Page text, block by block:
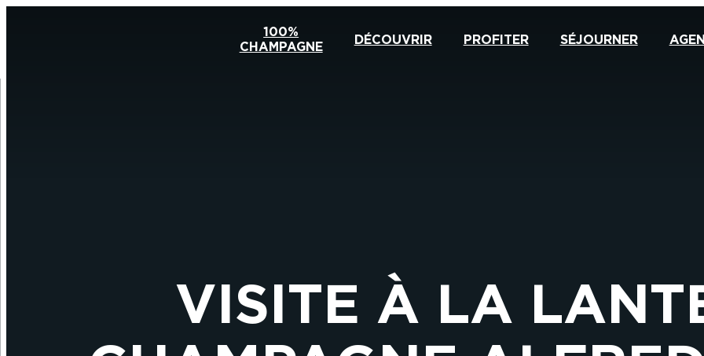
100%
CHAMPAGNE
DÉCOUVRIR PROFITER SÉJOURNER
VISITE À LA